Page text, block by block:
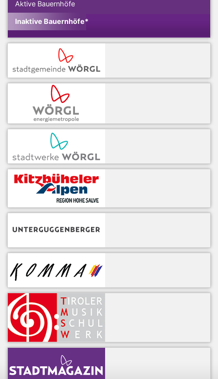
Aktive Bauernhöfe
Inaktive Bauernhöfe*